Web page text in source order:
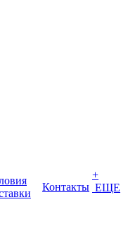
Контакты
+
ЕЩЕ